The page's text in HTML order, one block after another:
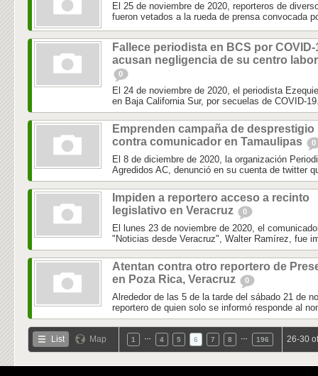
El 25 de noviembre de 2020, reporteros de
fueron vetados a la rueda de prensa convocada
Fallece periodista en BCS por COVID-
acusan negligencia de su centro
0
El 24 de noviembre de 2020, el periodista
en Baja California Sur, por secuelas de COVID-
Emprenden campaña de desprestigio
contra comunicador en Tamaulipas
0
El 8 de diciembre de 2020, la organización
Agredidos AC, denunció en su cuenta de twitter
Impiden a reportero acceso a recinto
legislativo en Veracruz
0
El lunes 23 de noviembre de 2020, el
"Noticias desde Veracruz", Walter Ramírez, fue
Atentan contra otro reportero de
en Poza Rica, Veracruz
0
Alrededor de las 5 de la tarde del sábado 21 de
reportero de quien solo se informó responde al
List Map 1 4 5 6 7 8 196 26-30